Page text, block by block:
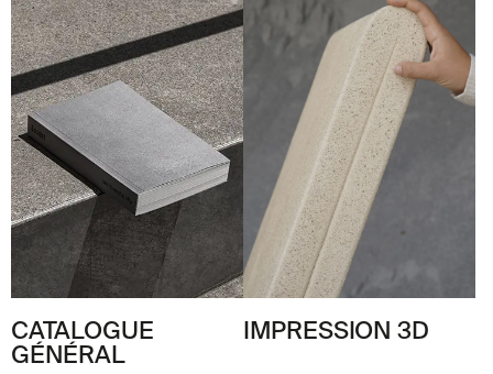
CATALOGUE
GÉNÉRAL
IMPRESSION 3D
© 2026 ESCOFET 1886 S.A.